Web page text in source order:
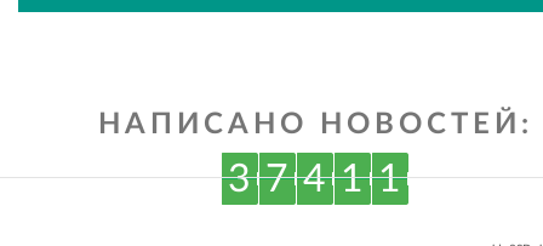
НАПИСАНО НОВОСТЕЙ:
3 7 4 1 1